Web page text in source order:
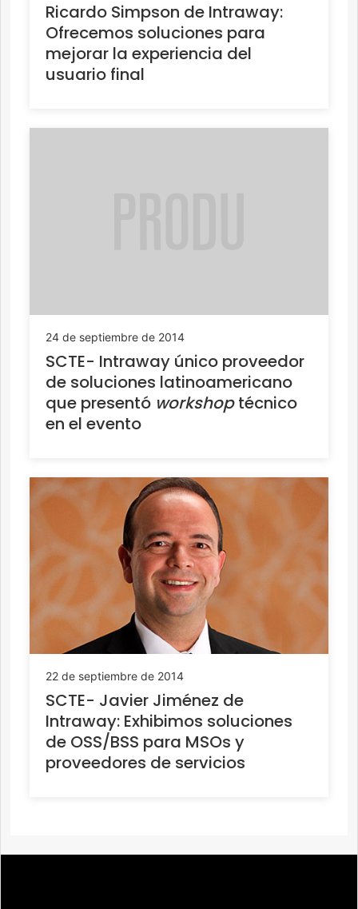
Ricardo Simpson de Intraway:
Ofrecemos soluciones para
mejorar la experiencia del
usuario final
24 de septiembre de 2014
SCTE- Intraway único proveedor
de soluciones latinoamericano
que presentó workshoptécnico
en el evento
22 de septiembre de 2014
SCTE- Javier Jiménez de
Intraway: Exhibimos soluciones
de OSS/BSS para MSOs y
proveedores de servicios